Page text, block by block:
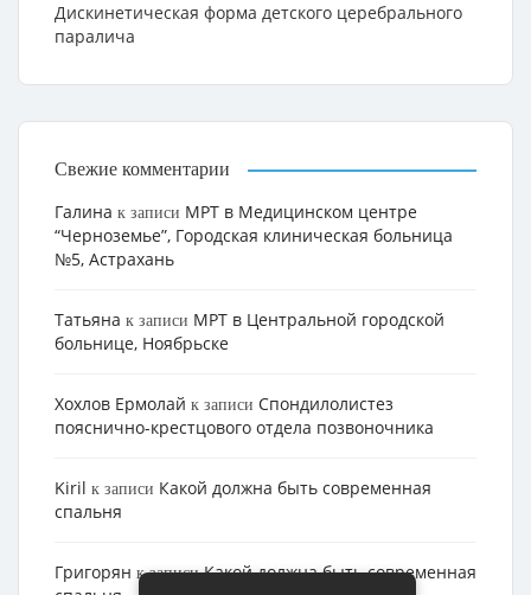
Дискинетическая форма детского церебрального
паралича
Свежие комментарии
Галина к записи МРТ в Медицинском центре
“Черноземье”, Городская клиническая больница
№5, Астрахань
Татьяна к записи МРТ в Центральной городской
больнице, Ноябрьске
Хохлов Ермолай к записи Cпондилолистез
пояснично-крестцового отдела позвоночника
Kiril к записи Какой должна быть современная
спальня
Григорян к записиКакой должна быть современная